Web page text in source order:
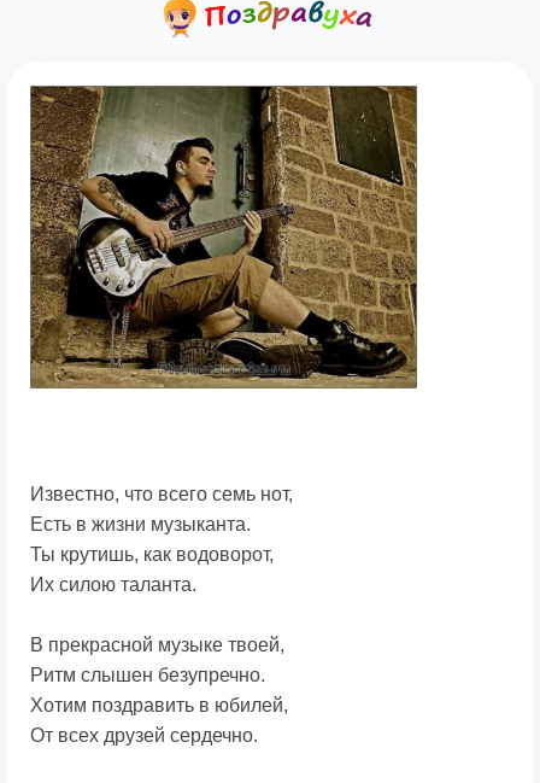
Известно, что всего семь нот,
Есть в жизни музыканта.
Ты крутишь, как водоворот,
Их силою таланта.
В прекрасной музыке твоей,
Ритм слышен безупречно.
Хотим поздравить в юбилей,
От всех друзей сердечно.